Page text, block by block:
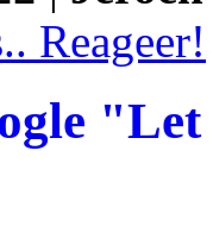
Reageer!